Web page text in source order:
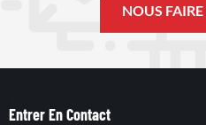
Entrer En Contact